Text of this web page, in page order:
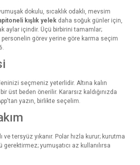
dokulu, sıcaklık odaklı, mevsim
kışlık yelek daha soğuk günler için,
aylar içindir. Üçü birbirini tamamlar;
personelin görev yerine göre karma seçim
seçmeniz yeterlidir. Altına kalın
üst beden önerilir. Kararsız kaldığınızda
yazın, birlikte seçelim.
ve tersyüz yıkanır. Polar hızla kurur; kurutma
yumuşatıcı az kullanılırsa